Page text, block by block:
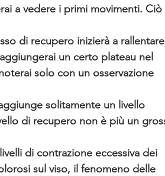
a vedere i primi movimenti. Ciò
di recupero inizierà a rallentare
un certo plateau nel
solo con un osservazione
solitamente un livello
di recupero non è più un
di contrazione eccessiva dei
sul viso, il fenomeno delle